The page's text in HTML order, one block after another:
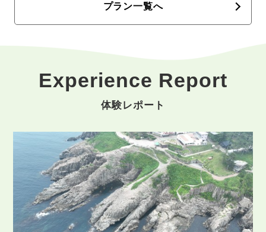
プラン一覧へ
Experience Report
体験レポート